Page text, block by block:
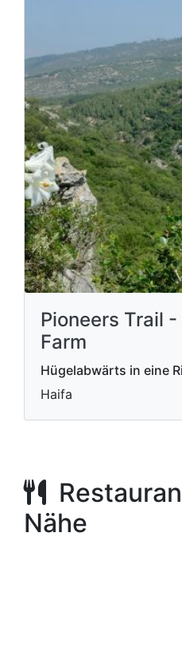
Pioneers Trail
Farm
Hügelabwärts in eine
Haifa
Nähe